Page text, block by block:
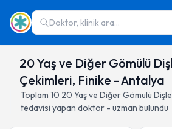
Doktor, klinik ara...
20 Yaş ve Diğer Gömülü
Çekimleri, Finike - Antalya
Toplam 10 20 Yaş ve Diğer Gömülü
tedavisi yapan doktor - uzman bulundu